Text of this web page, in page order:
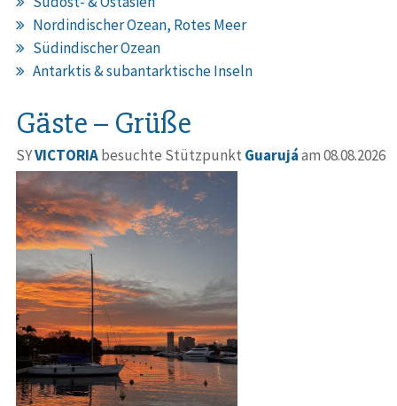
Nordindischer Ozean, Rotes Meer
Südindischer Ozean
Antarktis & subantarktische Inseln
Gäste – Grüße
SYVICTORIAbesuchte Stützpunkt Guarujáam 08.08.2026